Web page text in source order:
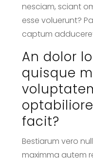
nesciam, sciant
esse voluerunt?
captum
An dolor
quisque
facit?
Bestiarum vero
maximma autem